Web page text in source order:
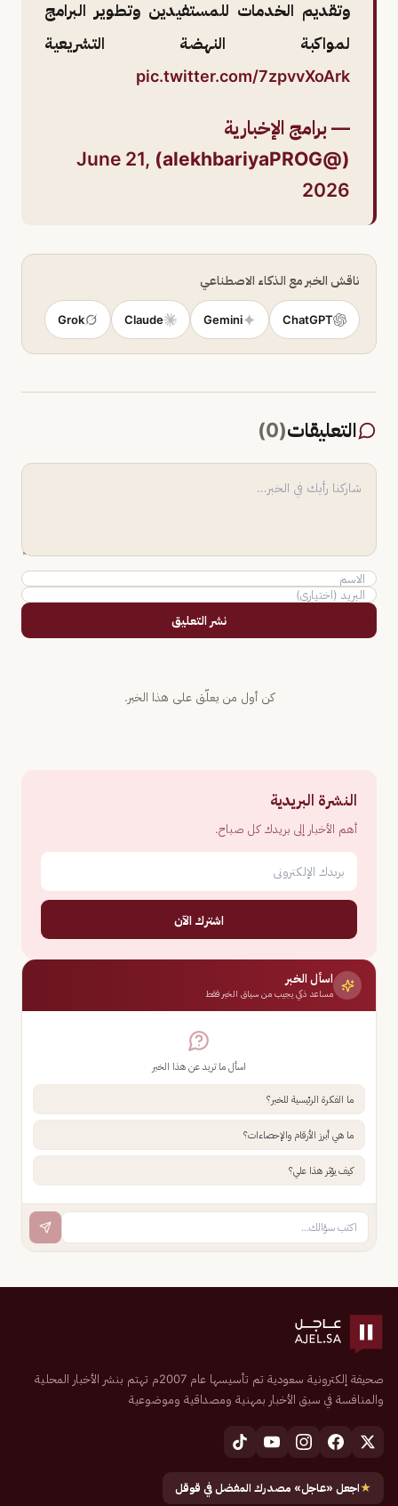
وتقديم الخدمات للمستفيدين وتطوير البرامج
لمواكبة النهضة التشريعية
pic.twitter.com/7zpvvXoArk
— برامج الإخبارية
(@alekhbariyaPROG)
June 21,
2026
ناقش الخبر مع الذكاء الاصطناعي
ChatGPT
Gemini
Claude
Grok
التعليقات(
0
)
نشر التعليق
كن أول من يعلّق على هذا الخبر.
النشرة البريدية
أهم الأخبار إلى بريدك كل صباح.
اشترك الآن
اسأل الخبر
مساعد ذكي يجيب من سياق الخبر فقط
اسأل ما تريد عن هذا الخبر
ما الفكرة الرئيسية للخبر؟
ما هي أبرز الأرقام والإحصاءات؟
كيف يؤثر هذا علي؟
صحيفة إلكترونية سعودية تم تأسيسها عام 2007م تهتم بنشر الأخبار المحلية
والمنافسة في سبق الأخبار بمهنية ومصداقية وموضوعية
★اجعل «عاجل» مصدرك المفضل في قوقل